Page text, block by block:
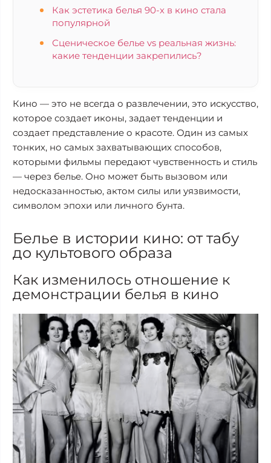
Как эстетика белья 90-х в кино стала
популярной
Сценическое белье vs реальная жизнь:
какие тенденции закрепились?
Кино — это не всегда о развлечении, это искусство,
которое создает иконы, задает тенденции и
создает представление о красоте. Один из самых
тонких, но самых захватывающих способов,
которыми фильмы передают чувственность и стиль
— через белье. Оно может быть вызовом или
недосказанностью, актом силы или уязвимости,
символом эпохи или личного бунта.
Белье в истории кино: от табу
до культового образа
Как изменилось отношение к
демонстрации белья в кино